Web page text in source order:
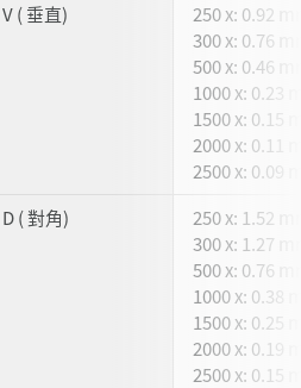
V ( 垂直)
250 x: 0.92
300 x: 0.76
500 x: 0.46
1000 x: 0.23
1500 x: 0.15
2000 x: 0.11
2500 x: 0.09
D ( 對角)
250 x: 1.52
300 x: 1.27
500 x: 0.76
1000 x: 0.38
1500 x: 0.25
2000 x: 0.19
2500 x: 0.15